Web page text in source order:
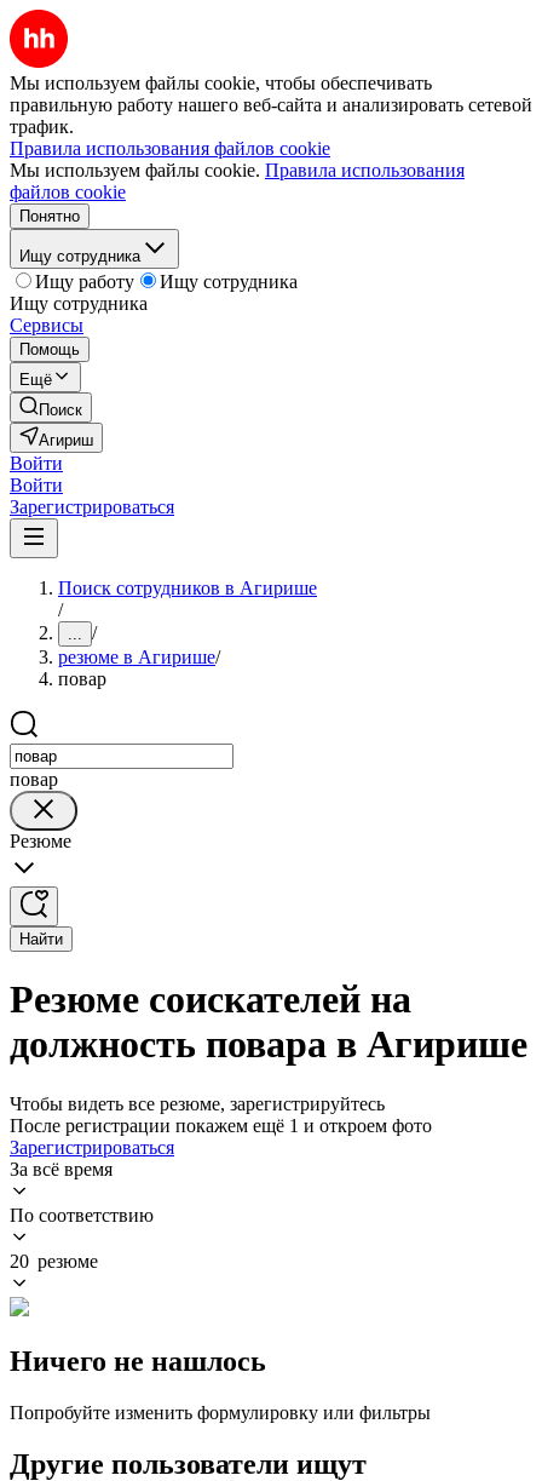
Мы используем файлы cookie, чтобы обеспечивать
правильную работу нашего веб-сайта и анализировать сетевой
трафик.
Правила использования файлов cookie
Мы используем файлы cookie. Правила использования
файлов cookie
Понятно
Ищу сотрудника
Ищу работу
Ищу сотрудника
Ищу сотрудника
Сервисы
Помощь
Ещё
Поиск
Агириш
Войти
Войти
Зарегистрироваться
Поиск сотрудников в Агирише
/
... /
резюме в Агирише/
повар
повар
Резюме
Найти
Резюме соискателей на
должность повара в Агирише
Чтобы видеть все резюме, зарегистрируйтесь
После регистрации покажем ещё 1 и откроем фото
Зарегистрироваться
За всё время
По соответствию
20 резюме
Ничего не нашлось
Попробуйте изменить формулировку или фильтры
Другие пользователи ищут